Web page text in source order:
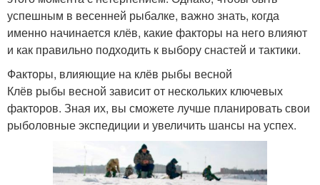
успешным в весенней рыбалке, важно знать, когда
именно начинается клёв, какие факторы на него влияют
и как правильно подходить к выбору снастей и тактики.
Факторы, влияющие на клёв рыбы весной
Клёв рыбы весной зависит от нескольких ключевых
факторов. Зная их, вы сможете лучше планировать свои
рыболовные экспедиции и увеличить шансы на успех.